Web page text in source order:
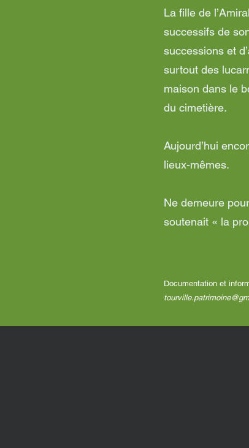
La fille de
successifs de
successions et
surtout des
maison dans le
du cimetière.
Aujourd’hui
lieux-mêmes.
Ne demeure
soutenait « la
Documentation et